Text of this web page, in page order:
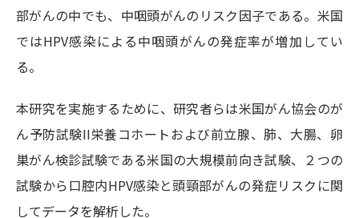
部がんの中でも、中咽頭がんのリスク因子である。米国
ではHPV感染による中咽頭がんの発症率が増加してい
る。
本研究を実施するために、研究者らは米国がん協会のが
ん予防試験II栄養コホートおよび前立腺、肺、大腸、卵
巣がん検診試験である米国の大規模前向き試験、２つの
試験から口腔内HPV感染と頭頸部がんの発症リスクに関
してデータを解析した。